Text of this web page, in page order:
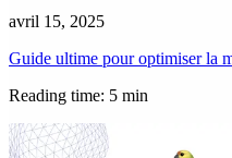
avril 15, 2025
Guide ultime pour optimiser la
Reading time: 5 min